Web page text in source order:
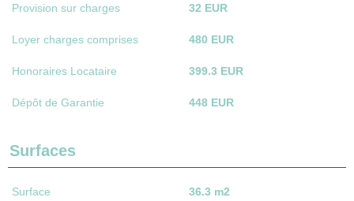
Provision sur charges 32 EUR
Loyer charges comprises 480 EUR
Honoraires Locataire 399.3 EUR
Dépôt de Garantie 448 EUR
Surfaces
Surface 36.3 m2